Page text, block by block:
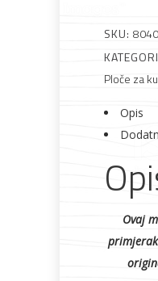
SKU:
Ploče za
Opis
Ovaj